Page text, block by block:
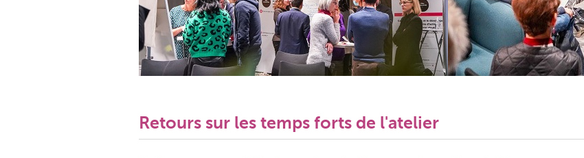
Retours sur les temps forts de l'atelier